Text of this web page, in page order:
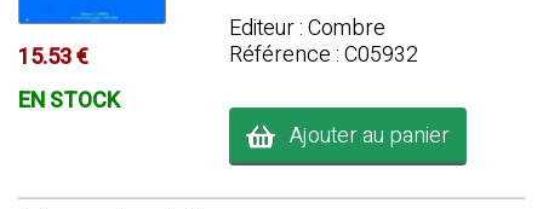
15.53 €
EN STOCK
Editeur : Combre
Référence : C05932
Ajouter au panier